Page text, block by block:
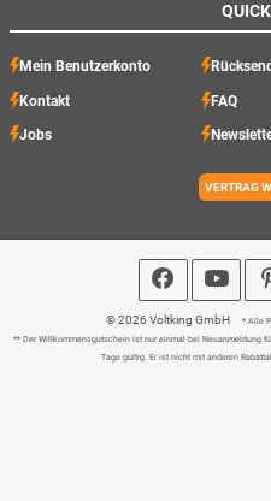
Mein Benutzerkonto
Kontakt FAQ
Jobs
VERTRAG
© 2026 Voltking GmbH * Alle
** Der Willkommensgutschein ist nur einmal bei Neuanmeldung
Tage gültig. Er ist nicht mit anderen